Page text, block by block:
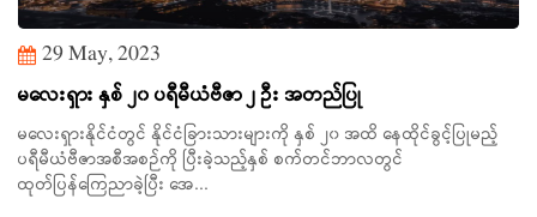
29 May, 2023
မလေးရှား နှစ် ၂၀ ပရီမီယံဗီဇာ ၂ ဦး အတည်ပြု
မလေးရှားနိုင်ငံတွင် နိုင်ငံခြားသားများကို နှစ် ၂၀ အထိ နေထိုင်ခွင့်ပြုမည့်
ပရီမီယံဗီဇာအစီအစဉ်ကို ပြီးခဲ့သည့်နှစ် စက်တင်ဘာလတွင်
ထုတ်ပြန်ကြေညာခဲ့ပြီး အေ...